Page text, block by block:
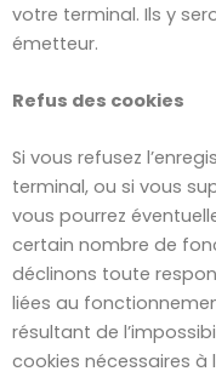
votre terminal. Ils y
émetteur.
Refus des cookies
Si vous refusez
terminal, ou si vous
vous pourrez
certain nombre de
déclinons toute
liées au
résultant de
cookies nécessaires